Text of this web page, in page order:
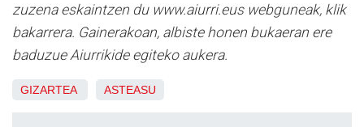
zuzena eskaintzen du www.aiurri.eus webguneak, klik
bakarrera. Gainerakoan, albiste honen bukaeran ere
baduzue Aiurrikide egiteko aukera.
GIZARTEA ASTEASU